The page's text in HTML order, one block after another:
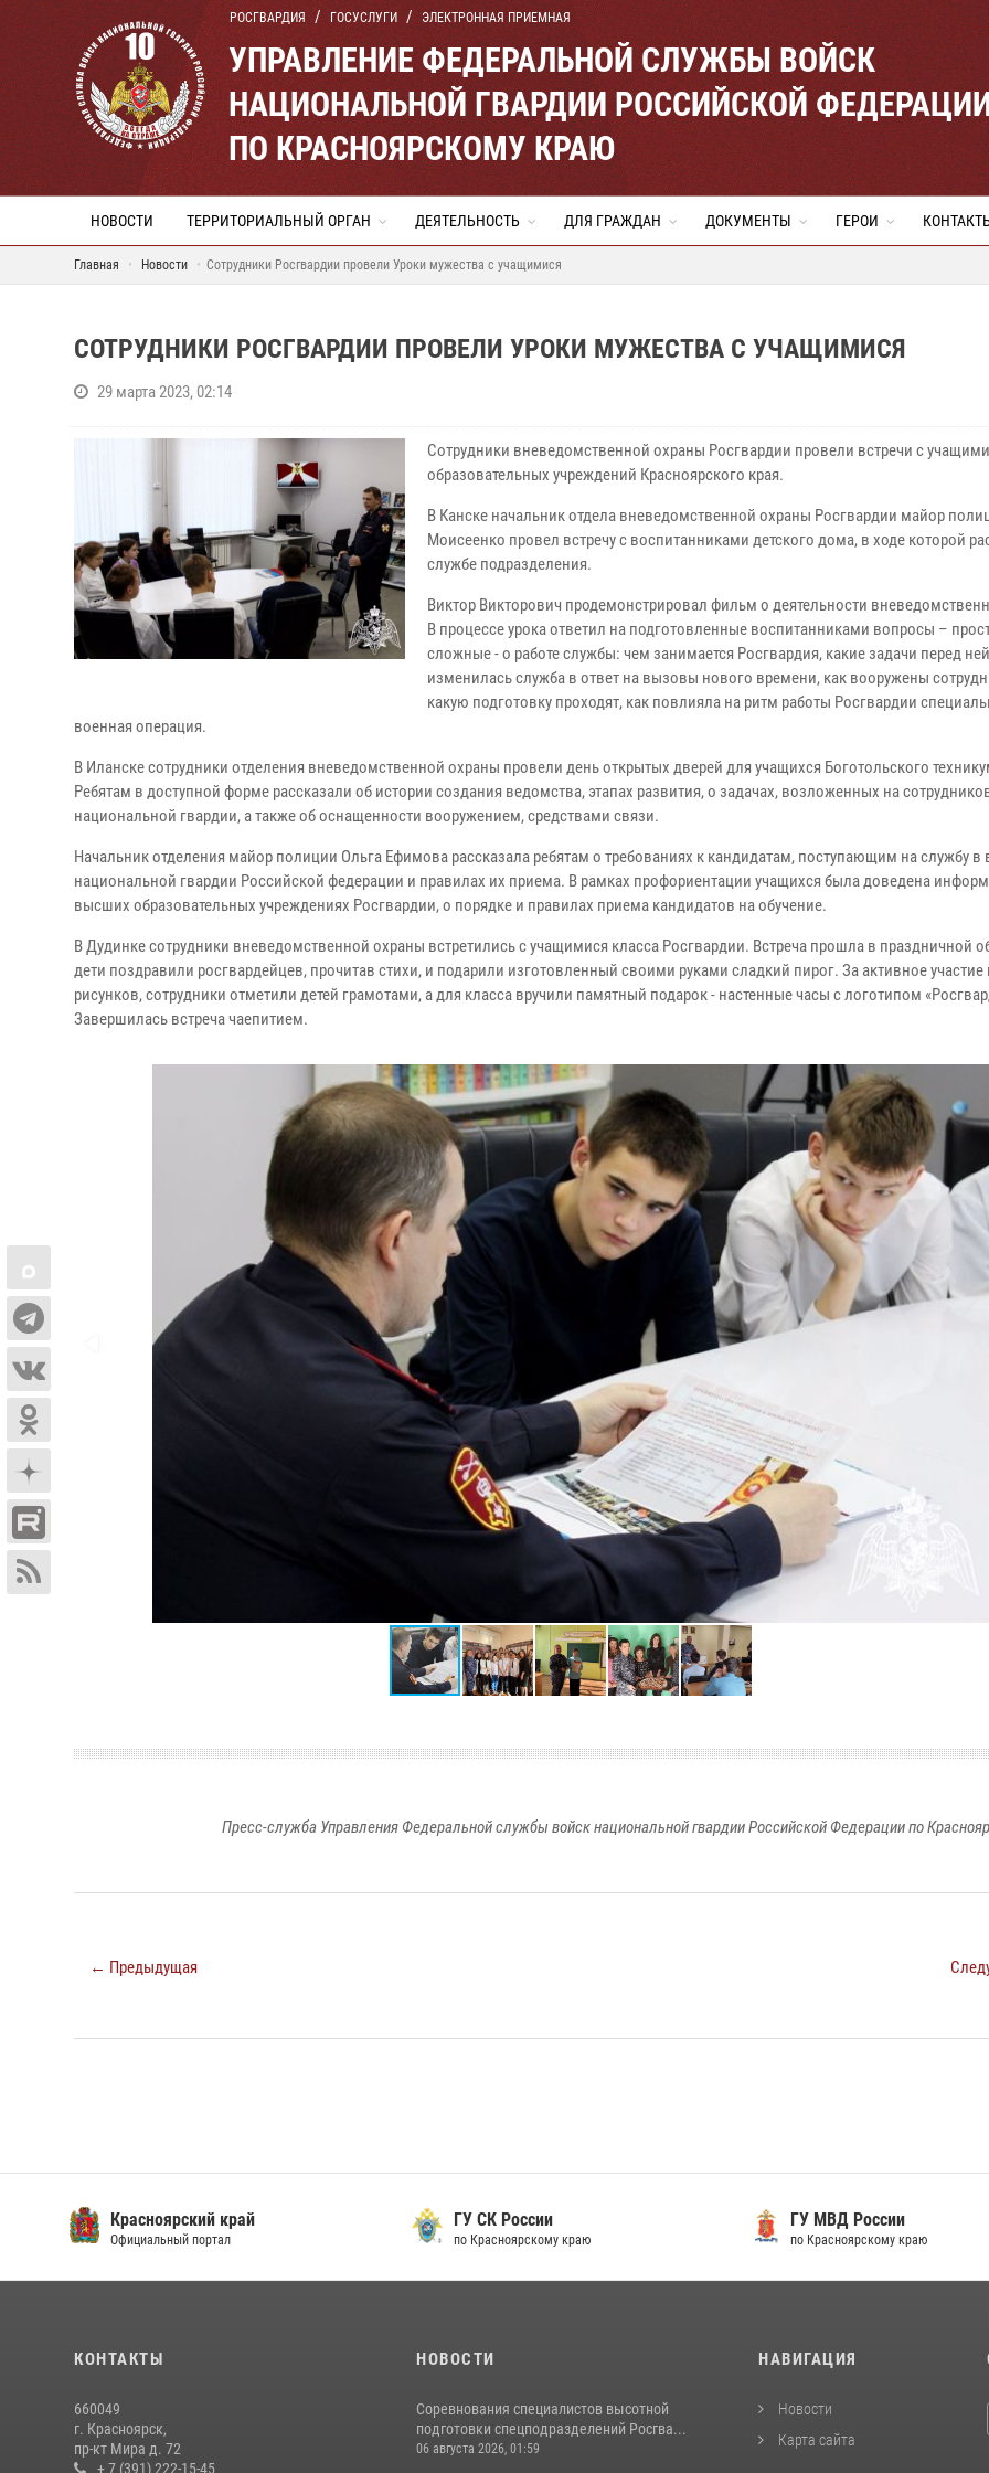
РОСГВАРДИЯ ГОСУСЛУГИ ЭЛЕКТРОННАЯ ПРИЕМНАЯ
УПРАВЛЕНИЕ ФЕДЕРАЛЬНОЙ СЛУЖБЫ ВОЙСК
НАЦИОНАЛЬНОЙ ГВАРДИИ РОССИЙСКОЙ
ПО КРАСНОЯРСКОМУ КРАЮ
НОВОСТИ ТЕРРИТОРИАЛЬНЫЙ ОРГАН ДЕЯТЕЛЬНОСТЬ ДЛЯ ГРАЖДАН ДОКУМЕНТЫ ГЕРОИ
Главная Новости Сотрудники Росгвардии провели Уроки мужества с учащимися
СОТРУДНИКИ РОСГВАРДИИ ПРОВЕЛИ УРОКИ МУЖЕСТВА С УЧАЩИМИСЯ
29 марта 2023, 02:14
Сотрудники вневедомственной охраны Росгвардии провели встречи с
образовательных учреждений Красноярского края.
В Канске начальник отдела вневедомственной охраны Росгвардии майор
Моисеенко провел встречу с воспитанниками детского дома, в ходе которой
службе подразделения.
Виктор Викторович продемонстрировал фильм о деятельности
В процессе урока ответил на подготовленные воспитанниками вопросы –
сложные - о работе службы: чем занимается Росгвардия, какие задачи перед ней
изменилась служба в ответ на вызовы нового времени, как вооружены
какую подготовку проходят, как повлияла на ритм работы Росгвардии
военная операция.
В Иланске сотрудники отделения вневедомственной охраны провели день открытых дверей для учащихся Боготольского
Ребятам в доступной форме рассказали об истории создания ведомства, этапах развития, о задачах, возложенных на
национальной гвардии, а также об оснащенности вооружением, средствами связи.
Начальник отделения майор полиции Ольга Ефимова рассказала ребятам о требованиях к кандидатам, поступающим на службу в
национальной гвардии Российской федерации и правилах их приема. В рамках профориентации учащихся была доведена
высших образовательных учреждениях Росгвардии, о порядке и правилах приема кандидатов на обучение.
В Дудинке сотрудники вневедомственной охраны встретились с учащимися класса Росгвардии. Встреча прошла в праздничной
дети поздравили росгвардейцев, прочитав стихи, и подарили изготовленный своими руками сладкий пирог. За активное участие
рисунков, сотрудники отметили детей грамотами, а для класса вручили памятный подарок - настенные часы с логотипом
Завершилась встреча чаепитием.
Пресс-служба Управления Федеральной службы войск национальной гвардии Российской Федерации по
← Предыдущая
Красноярский край
Официальный портал
ГУ СК России
по Красноярскому краю
ГУ МВД России
по Красноярскому краю
КОНТАКТЫ
660049
г. Красноярск,
пр-кт Мира д. 72
+ 7 (391) 222-15-45
НОВОСТИ
Соревнования специалистов высотной
подготовки спецподразделений Росгва...
06 августа 2026, 01:59
НАВИГАЦИЯ
Новости
Карта сайта